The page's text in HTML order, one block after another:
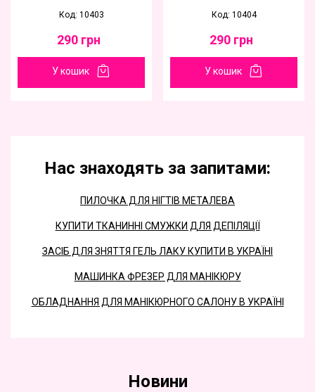
Код: 10403
290 грн
У кошик
Код: 10404
290 грн
У кошик
Нас знаходять за запитами:
ПИЛОЧКА ДЛЯ НІГТІВ МЕТАЛЕВА
КУПИТИ ТКАНИННІ СМУЖКИ ДЛЯ ДЕПІЛЯЦІЇ
ЗАСІБ ДЛЯ ЗНЯТТЯ ГЕЛЬ ЛАКУ КУПИТИ В УКРАЇНІ
МАШИНКА ФРЕЗЕР ДЛЯ МАНІКЮРУ
ОБЛАДНАННЯ ДЛЯ МАНІКЮРНОГО САЛОНУ В УКРАЇНІ
Новини